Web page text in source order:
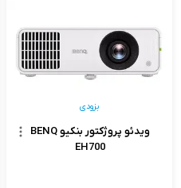
ویدئو پروژکتور بنکیو BENQ
EH700
بزودی